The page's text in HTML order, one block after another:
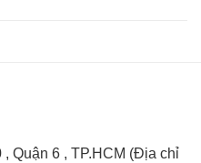
Quận 6 , TP.HCM (Địa chỉ